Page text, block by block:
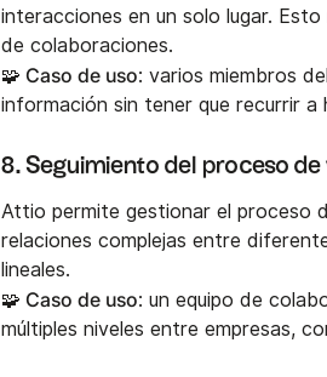
interacciones en un solo lugar.
de colaboraciones.
🧩 Caso de uso: varios miembros
información sin tener que recurrir a
8. Seguimiento del proceso
Attio permite gestionar el proceso
relaciones complejas entre
lineales.
🧩 Caso de uso: un equipo de
múltiples niveles entre empresas,